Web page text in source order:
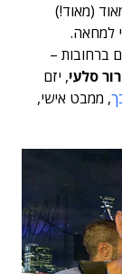
(מאוד!)
למחאה.
ברחובות –
סלעי, יזם
, ממבט אישי,